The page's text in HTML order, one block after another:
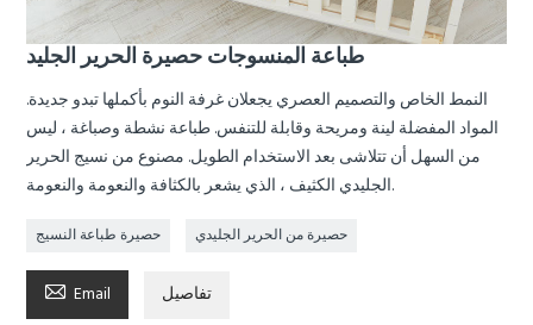
طباعة المنسوجات حصيرة الحرير الجليد
النمط الخاص والتصميم العصري يجعلان غرفة النوم بأكملها تبدو جديدة.
المواد المفضلة لينة ومريحة وقابلة للتنفس. طباعة نشطة وصباغة ، ليس
من السهل أن تتلاشى بعد الاستخدام الطويل. مصنوع من نسيج الحرير
الجليدي الكثيف ، الذي يشعر بالكثافة والنعومة والنعومة.
حصيرة طباعة النسيج حصيرة من الحرير الجليدي
 Email تفاصيل